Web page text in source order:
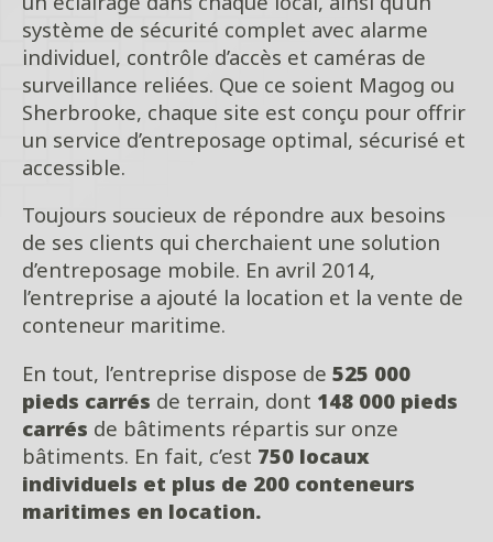
système de sécurité complet avec alarme
individuel, contrôle d’accès et caméras de
surveillance reliées. Que ce soient Magog ou
Sherbrooke, chaque site est conçu pour offrir
un service d’entreposage optimal, sécurisé et
accessible.
Toujours soucieux de répondre aux besoins
de ses clients qui cherchaient une solution
d’entreposage mobile. En avril 2014,
l’entreprise a ajouté la location et la vente de
conteneur maritime.
En tout, l’entreprise dispose de 525 000
pieds carrés de terrain, dont 148 000 pieds
carrés de bâtiments répartis sur onze
bâtiments. En fait, c’est 750 locaux
individuels et plus de 200 conteneurs
maritimes en location.